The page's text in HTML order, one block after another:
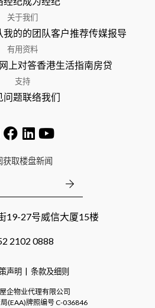
关于我们
我的的团队客户推荐传媒报导
有用资料
网上对答香港生活指南房贷
支持
问题联络我们
获取楼盘新闻
19-27号威信大厦15楼
2102 0888
声明 条款及细则
屋企物业代理有限公司
(EAA)牌照编号C-036846